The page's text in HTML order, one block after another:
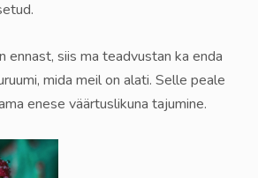
ennast, siis ma teadvustan ka enda
mida meil on alati. Selle peale
enese väärtuslikuna tajumine.